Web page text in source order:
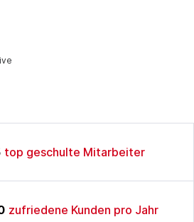
top geschulte Mitarbeiter
zufriedene Kunden pro Jahr